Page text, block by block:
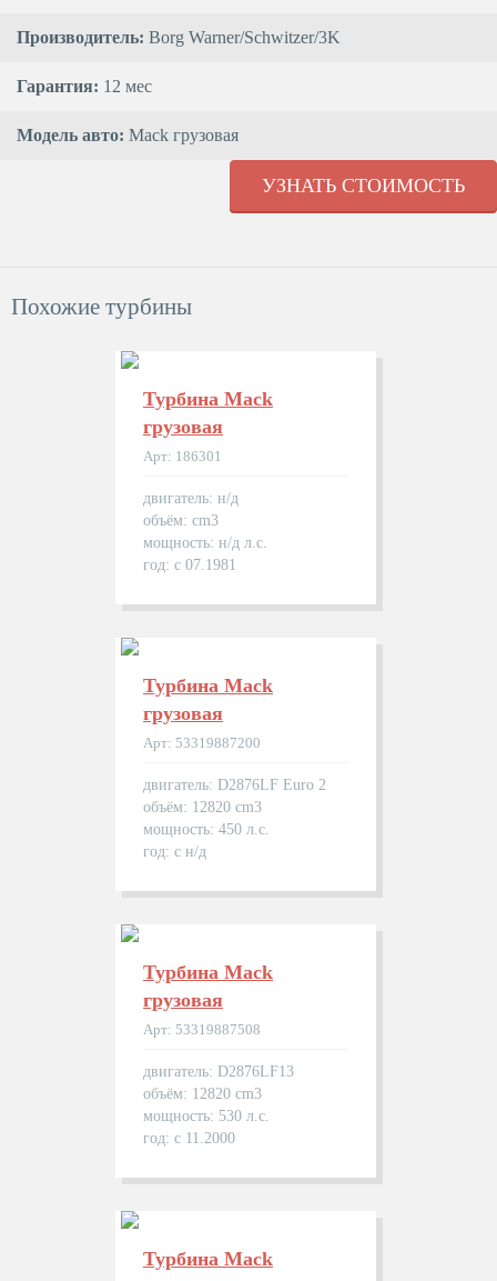
Производитель: Borg Warner/Schwitzer/3K
Гарантия: 12 мес
Модель авто: Mack грузовая
УЗНАТЬ СТОИМОСТЬ
Похожие турбины
Турбина Mack
грузовая
Арт: 186301
двигатель: н/д
объём: cm3
мощность: н/д л.с.
год: с 07.1981
Турбина Mack
грузовая
Арт: 53319887200
двигатель: D2876LF Euro 2
объём: 12820 cm3
мощность: 450 л.с.
год: с н/д
Турбина Mack
грузовая
Арт: 53319887508
двигатель: D2876LF13
объём: 12820 cm3
мощность: 530 л.с.
год: с 11.2000
Турбина Mack